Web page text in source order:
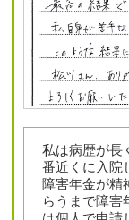
私は病歴が長
番近くに入院
障害年金が精
らうまで障害